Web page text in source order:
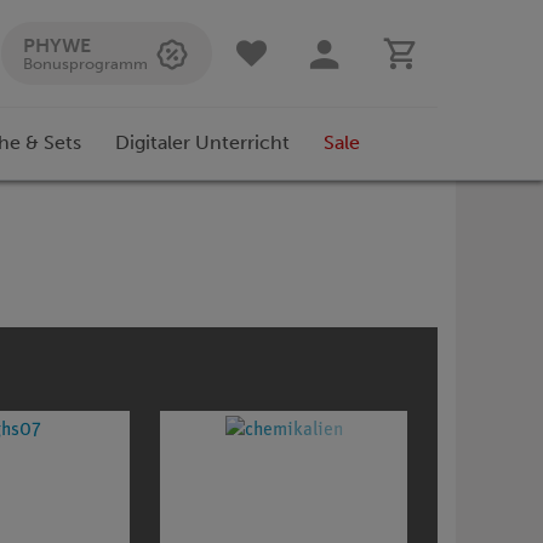
PHYWE
Bonusprogramm
& Sets Digitaler Unterricht Sale